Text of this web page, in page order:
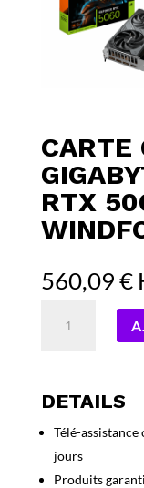
CARTE
RTX
560,09€
Gigabyte
RTX
5060
Ti
DETAILS
Télé-
jours
Produits